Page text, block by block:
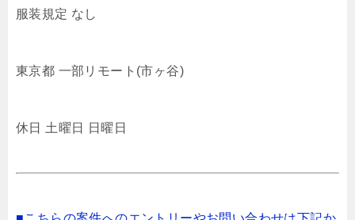
服装規定 なし
東京都 一部リモート(市ヶ谷)
休日 土曜日 日曜日